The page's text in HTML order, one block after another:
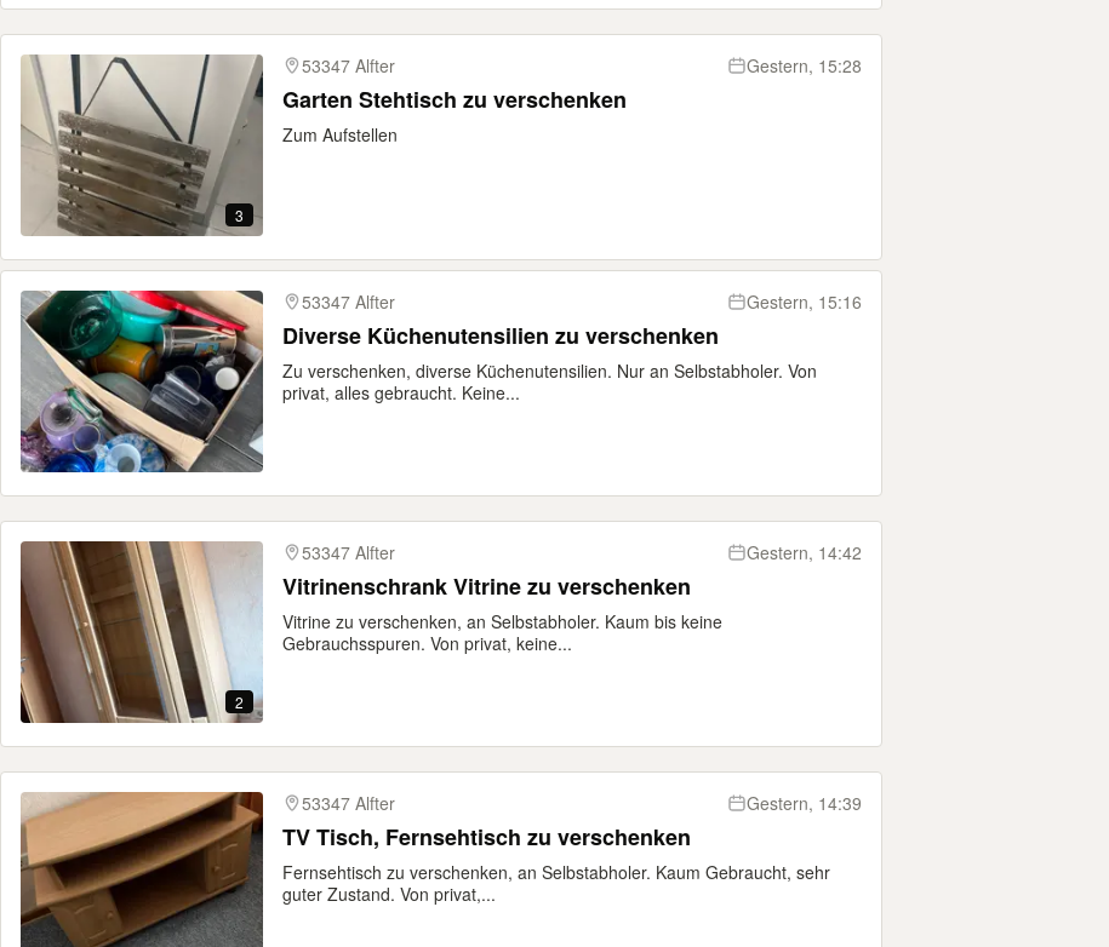
3
53347 Alfter Gestern, 15:28
Garten Stehtisch zu verschenken
Zum Aufstellen
53347 Alfter Gestern, 15:16
Diverse Küchenutensilien zu verschenken
Zu verschenken, diverse Küchenutensilien. Nur an Selbstabholer. Von
privat, alles gebraucht. Keine...
2
53347 Alfter Gestern, 14:42
Vitrinenschrank Vitrine zu verschenken
Vitrine zu verschenken, an Selbstabholer. Kaum bis keine
Gebrauchsspuren. Von privat, keine...
53347 Alfter Gestern, 14:39
TV Tisch, Fernsehtisch zu verschenken
Fernsehtisch zu verschenken, an Selbstabholer. Kaum Gebraucht, sehr
guter Zustand. Von privat,...